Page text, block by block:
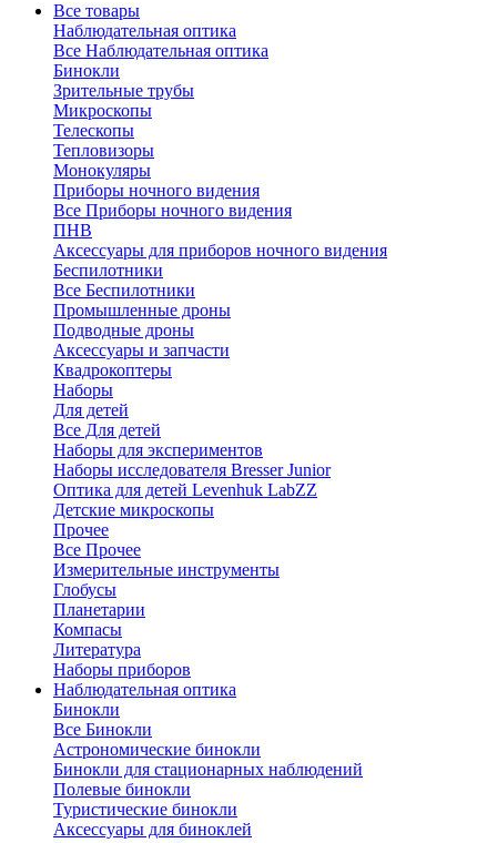
Все товары
Наблюдательная оптика
Все Наблюдательная оптика
Бинокли
Зрительные трубы
Микроскопы
Телескопы
Тепловизоры
Монокуляры
Приборы ночного видения
Все Приборы ночного видения
ПНВ
Аксессуары для приборов ночного видения
Беспилотники
Все Беспилотники
Промышленные дроны
Подводные дроны
Аксессуары и запчасти
Квадрокоптеры
Наборы
Для детей
Все Для детей
Наборы для экспериментов
Наборы исследователя Bresser Junior
Оптика для детей Levenhuk LabZZ
Детские микроскопы
Прочее
Все Прочее
Измерительные инструменты
Глобусы
Планетарии
Компасы
Литература
Наборы приборов
Наблюдательная оптика
Бинокли
Все Бинокли
Астрономические бинокли
Бинокли для стационарных наблюдений
Полевые бинокли
Туристические бинокли
Аксессуары для биноклей